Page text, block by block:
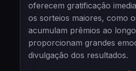
oferecem gratificação
os sorteios maiores, como
acumulam prêmios ao
proporcionam grandes
divulgação dos resultados.